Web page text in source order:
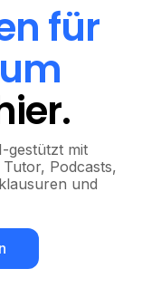
für
gestützt mit
Podcasts,
und